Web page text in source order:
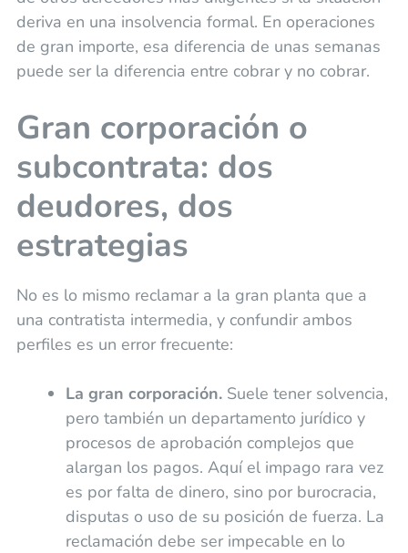
deriva en una insolvencia formal. En operaciones
de gran importe, esa diferencia de unas semanas
puede ser la diferencia entre cobrar y no cobrar.
Gran corporación o
subcontrata: dos
deudores, dos
estrategias
No es lo mismo reclamar a la gran planta que a
una contratista intermedia, y confundir ambos
perfiles es un error frecuente:
La gran corporación.Suele tener solvencia,
pero también un departamento jurídico y
procesos de aprobación complejos que
alargan los pagos. Aquí el impago rara vez
es por falta de dinero, sino por burocracia,
disputas o uso de su posición de fuerza. La
reclamación debe ser impecable en lo